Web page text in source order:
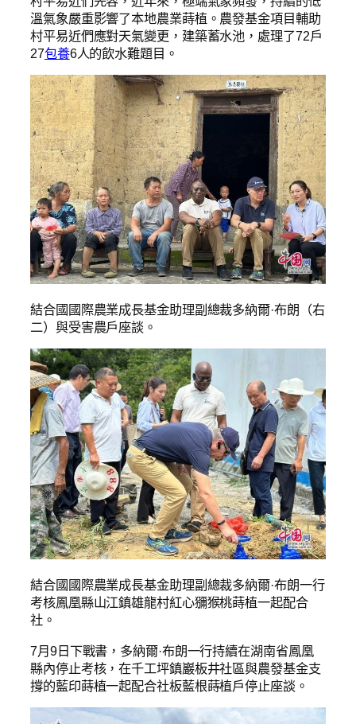
溫氣象嚴重影響了本地農業蒔植。農發基金項目輔助
村平易近們應對天氣變更，建築蓄水池，處理了72戶
27包養6人的飲水難題目。
結合國國際農業成長基金助理副總裁多納爾·布朗（右
二）與受害農戶座談。
結合國國際農業成長基金助理副總裁多納爾·布朗一行
考核鳳凰縣山江鎮雄龍村紅心獼猴桃蒔植一起配合
社。
7月9日下戰書，多納爾·布朗一行持續在湖南省鳳凰
縣內停止考核，在千工坪鎮巖板井社區與農發基金支
撐的藍印蒔植一起配合社板藍根蒔植戶停止座談。